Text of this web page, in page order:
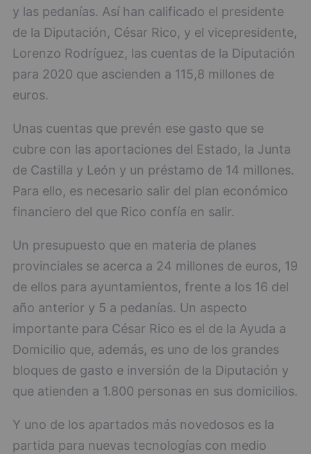
y las pedanías. Así han calificado el presidente
de la Diputación, César Rico, y el vicepresidente,
Lorenzo Rodríguez, las cuentas de la Diputación
para 2020 que ascienden a 115,8 millones de
euros.
Unas cuentas que prevén ese gasto que se
cubre con las aportaciones del Estado, la Junta
de Castilla y León y un préstamo de 14 millones.
Para ello, es necesario salir del plan económico
financiero del que Rico confía en salir.
Un presupuesto que en materia de planes
provinciales se acerca a 24 millones de euros, 19
de ellos para ayuntamientos, frente a los 16 del
año anterior y 5 a pedanías. Un aspecto
importante para César Rico es el de la Ayuda a
Domicilio que, además, es uno de los grandes
bloques de gasto e inversión de la Diputación y
que atienden a 1.800 personas en sus domicilios.
Y uno de los apartados más novedosos es la
partida para nuevas tecnologías con medio